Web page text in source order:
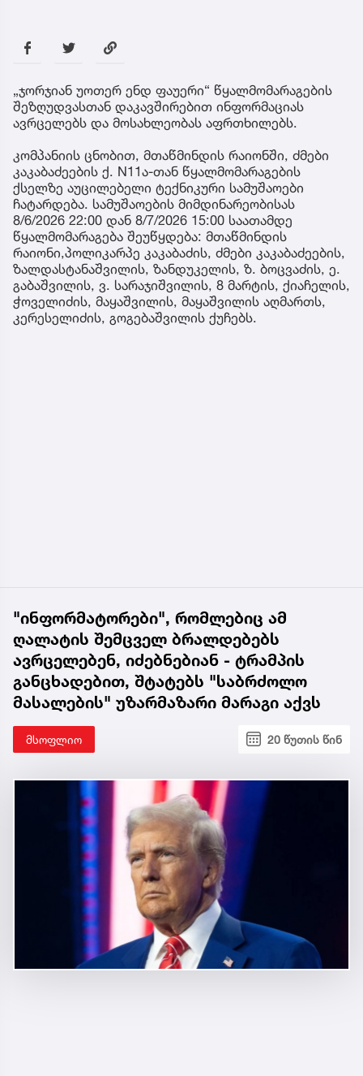
„ჯორჯიან უოთერ ენდ ფაუერი“ წყალმომარაგების
შეზღუდვასთან დაკავშირებით ინფორმაციას
ავრცელებს და მოსახლეობას აფრთხილებს.
კომპანიის ცნობით, მთაწმინდის რაიონში, ძმები
კაკაბაძეების ქ. N11ა-თან წყალმომარაგების
ქსელზე აუცილებელი ტექნიკური სამუშაოები
ჩატარდება. სამუშაოების მიმდინარეობისას
8/6/2026 22:00 დან 8/7/2026 15:00 საათამდე
წყალმომარაგება შეუწყდება: მთაწმინდის
რაიონი,პოლიკარპე კაკაბაძის, ძმები კაკაბაძეების,
ზალდასტანაშვილის, ზანდუკელის, ზ. ბოცვაძის, ე.
გაბაშვილის, ვ. სარაჯიშვილის, 8 მარტის, ქიაჩელის,
ჭოველიძის, მაყაშვილის, მაყაშვილის აღმართს,
კერესელიძის, გოგებაშვილის ქუჩებს.
"ინფორმატორები", რომლებიც ამ
ღალატის შემცველ ბრალდებებს
ავრცელებენ, იძებნებიან - ტრამპის
განცხადებით, შტატებს "საბრძოლო
მასალების" უზარმაზარი მარაგი აქვს
მსოფლიო 20 წუთის წინ